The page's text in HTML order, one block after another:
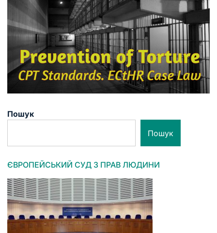
Пошук
Пошук
ЄВРОПЕЙСЬКИЙ СУД З ПРАВ ЛЮДИНИ